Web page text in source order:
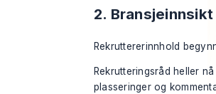
2.
Rekruttererinnhold
Rekrutteringsråd heller
plasseringer og